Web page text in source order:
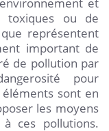
toxiques ou de
représentent
important de
de pollution par
pour
sont en
les moyens
ces pollutions.